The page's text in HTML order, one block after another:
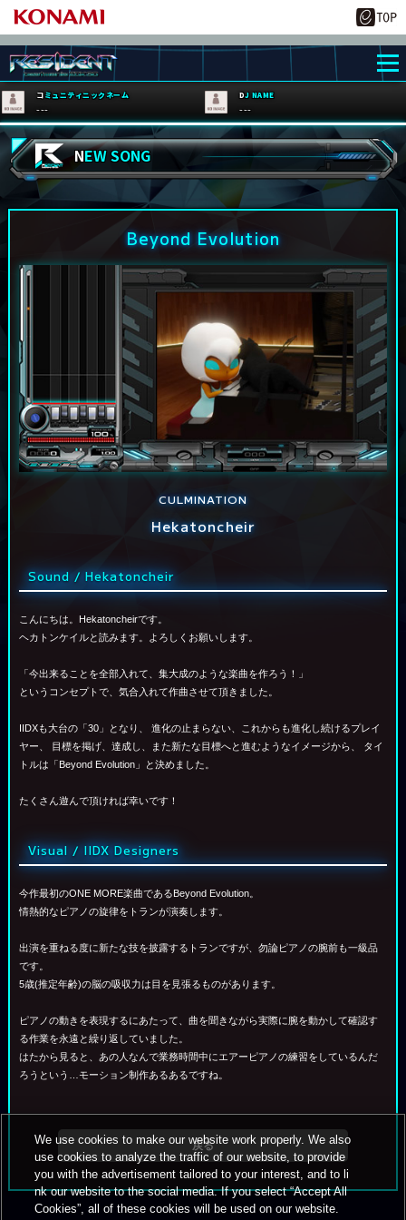
コミュニティニックネーム
---
DJ NAME
---
NEW SONG
Beyond Evolution
CULMINATION
Hekatoncheir
Sound / Hekatoncheir
こんにちは。Hekatoncheirです。
ヘカトンケイルと読みます。よろしくお願いします。
「今出来ることを全部入れて、集大成のような楽曲を作ろう！」
というコンセプトで、気合入れて作曲させて頂きました。
IIDXも大台の「30」となり、
進化の止まらない、これからも進化し続けるプレイ
ヤー、
目標を掲げ、達成し、また新たな目標へと進むようなイメージから、
タイ
トルは「Beyond Evolution」と決めました。
たくさん遊んで頂ければ幸いです！
Visual / IIDX Designers
今作最初のONE MORE楽曲であるBeyond Evolution。
情熱的なピアノの旋律をトランが演奏します。
出演を重ねる度に新たな技を披露するトランですが、勿論ピアノの腕前も一級品
です。
5歳(推定年齢)の脳の吸収力は目を見張るものがあります。
ピアノの動きを表現するにあたって、曲を聞きながら実際に腕を動かして確認す
る作業を永遠と繰り返していました。
はたから見ると、あの人なんで業務時間中にエアーピアノの練習をしているんだ
ろうという…モーション制作あるあるですね。
戻る
We use cookies to make our website work properly. We also
use cookies to analyze the traffic of our website, to provide
you with the advertisement tailored to your interest, and to li
nk our website to the social media. If you select “Accept All
Cookies”, all of these cookies will be used on our website.